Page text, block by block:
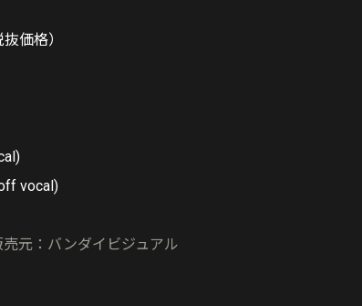
価格）
vocal)
元：バンダイビジュアル